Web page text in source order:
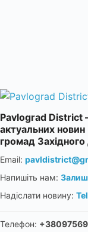
Pavlograd
актуальних
громад
Email:
Напишіть нам:
Надіслати новину:
Телефон: